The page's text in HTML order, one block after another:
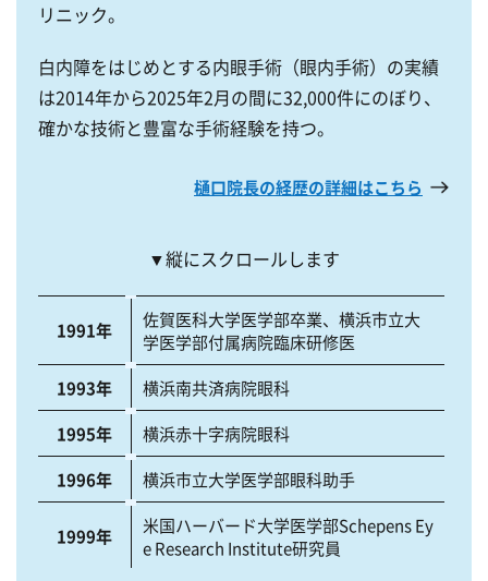
リニック。
白内障をはじめとする内眼手術（眼内手術）の実績
は2014年から2025年2月の間に32,000件にのぼり、
確かな技術と豊富な手術経験を持つ。
樋口院長の経歴の詳細はこちら
▼縦にスクロールします
1991年
佐賀医科大学医学部卒業、横浜市立大
学医学部付属病院臨床研修医
1993年
横浜南共済病院眼科
1995年
横浜赤十字病院眼科
1996年
横浜市立大学医学部眼科助手
1999年
米国ハーバード大学医学部Schepens Ey
e Research Institute研究員